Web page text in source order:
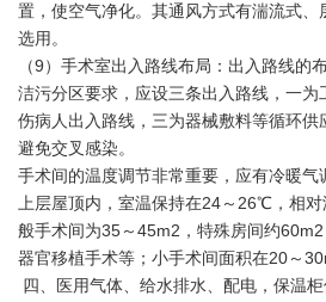
置，使空气净化。其通风方式有湍流式
选用。
（9）手术室出入路线布局：出入路线的
洁污分区要求，应设三条出入路线，一为
伤病人出入路线，三为器械敷料等循环供
避免交叉感染。
手术间的温度调节非常重要，应有冷暖
上层屋顶内，室温保持在24～26℃，相
般手术间为35～45m2，特殊房间约60m2
器官移植手术等；小手术间面积在20～
四、医用气体、给水排水、配电，保温